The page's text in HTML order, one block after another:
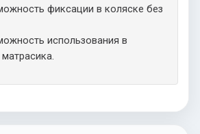
фиксации в коляске без
использования в